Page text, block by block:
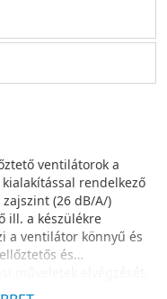
ventilátorok a
rendelkező
zajszint (26 dB/A/)
ill. a készülékre
a ventilátor könnyű és
és